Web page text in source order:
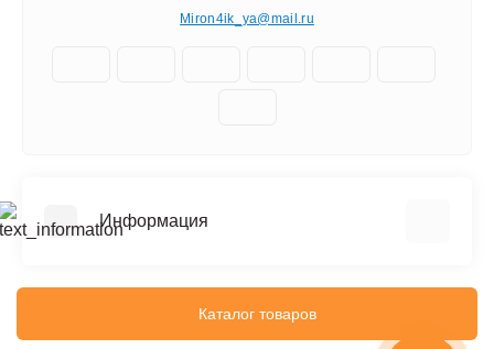
Miron4ik_ya@mail.ru
Информация
Политика безопасности
Каталог товаров